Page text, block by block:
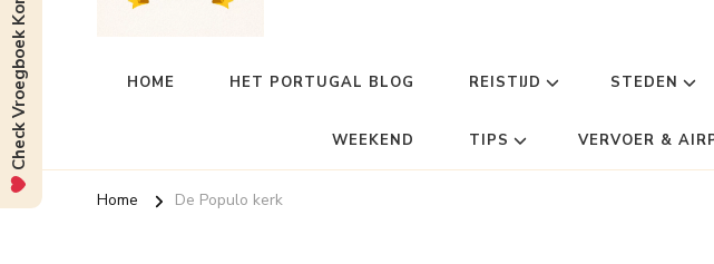
HOME HET PORTUGAL BLOG REISTIJD STEDEN
WEEKEND TIPS VERVOER &
Home De Populo kerk
Check Vroegboek Korting